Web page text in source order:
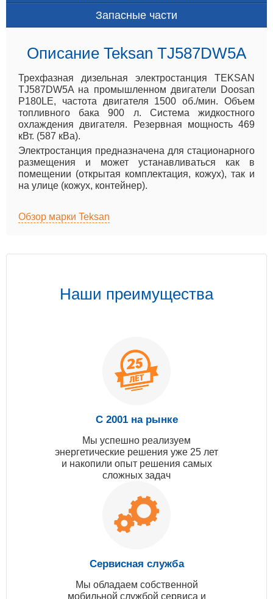
Запасные части
Описание Teksan TJ587DW5A
Трехфазная дизельная электростанция TEKSAN
TJ587DW5A на промышленном двигатели Doosan
P180LE, частота двигателя 1500 об./мин. Объем
топливного бака 900 л. Система жидкостного
охлаждения двигателя. Резервная мощность 469
кВт. (587 кВа).
Электростанция предназначена для стационарного
размещения и может устанавливаться как в
помещении (открытая комплектация, кожух), так и
на улице (кожух, контейнер).
Обзор марки Teksan
Наши преимущества
С 2001 на рынке
Мы успешно реализуем
энергетические решения уже 25 лет
и накопили опыт решения самых
сложных задач
Сервисная служба
Мы обладаем собственной
мобильной службой сервиса и